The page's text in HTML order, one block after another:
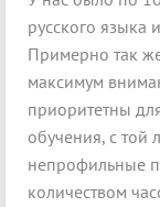
русского языка
Примерно так
максимум
приоритетны
обучения, с той
непрофильные
количеством